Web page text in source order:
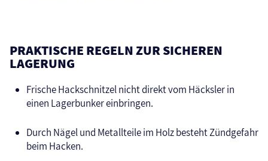
PRAKTISCHE REGELN ZUR SICHEREN
LAGERUNG
Frische Hackschnitzel nicht direkt vom Häcksler in
einen Lagerbunker einbringen.
Durch Nägel und Metallteile im Holz besteht Zündgefahr
beim Hacken.